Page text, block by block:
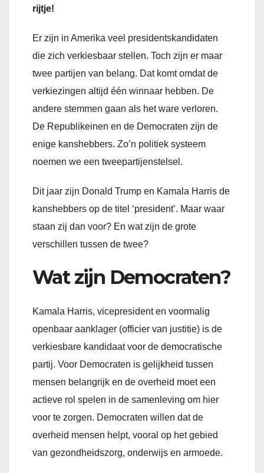
rijtje!
Er zijn in Amerika veel presidentskandidaten
die zich verkiesbaar stellen. Toch zijn er maar
twee partijen van belang. Dat komt omdat de
verkiezingen altijd één winnaar hebben. De
andere stemmen gaan als het ware verloren.
De Republikeinen en de Democraten zijn de
enige kanshebbers. Zo’n politiek systeem
noemen we een tweepartijenstelsel.
Dit jaar zijn Donald Trump en Kamala Harris de
kanshebbers op de titel ‘president’. Maar waar
staan zij dan voor? En wat zijn de grote
verschillen tussen de twee?
Wat zijn Democraten?
Kamala Harris, vicepresident en voormalig
openbaar aanklager (officier van justitie) is de
verkiesbare kandidaat voor de democratische
partij. Voor Democraten is gelijkheid tussen
mensen belangrijk en de overheid moet een
actieve rol spelen in de samenleving om hier
voor te zorgen. Democraten willen dat de
overheid mensen helpt, vooral op het gebied
van gezondheidszorg, onderwijs en armoede.